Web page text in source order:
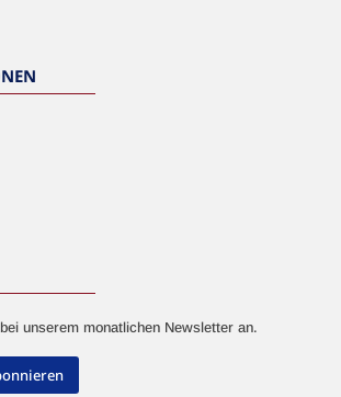
unserem monatlichen Newsletter an.